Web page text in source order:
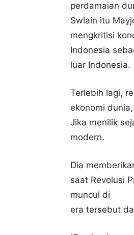
perdamaian
Swlain itu
mengkritisi
Indonesia
luar Indonesia.
Terlebih lagi,
ekonomi
Jika menilik
modern.
Dia
saat Revolusi
muncul di
era tersebut